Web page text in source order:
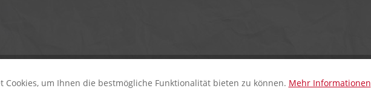
Aktiv
Cookies, um Ihnen die bestmögliche Funktionalität bieten zu können. Mehr Informationen